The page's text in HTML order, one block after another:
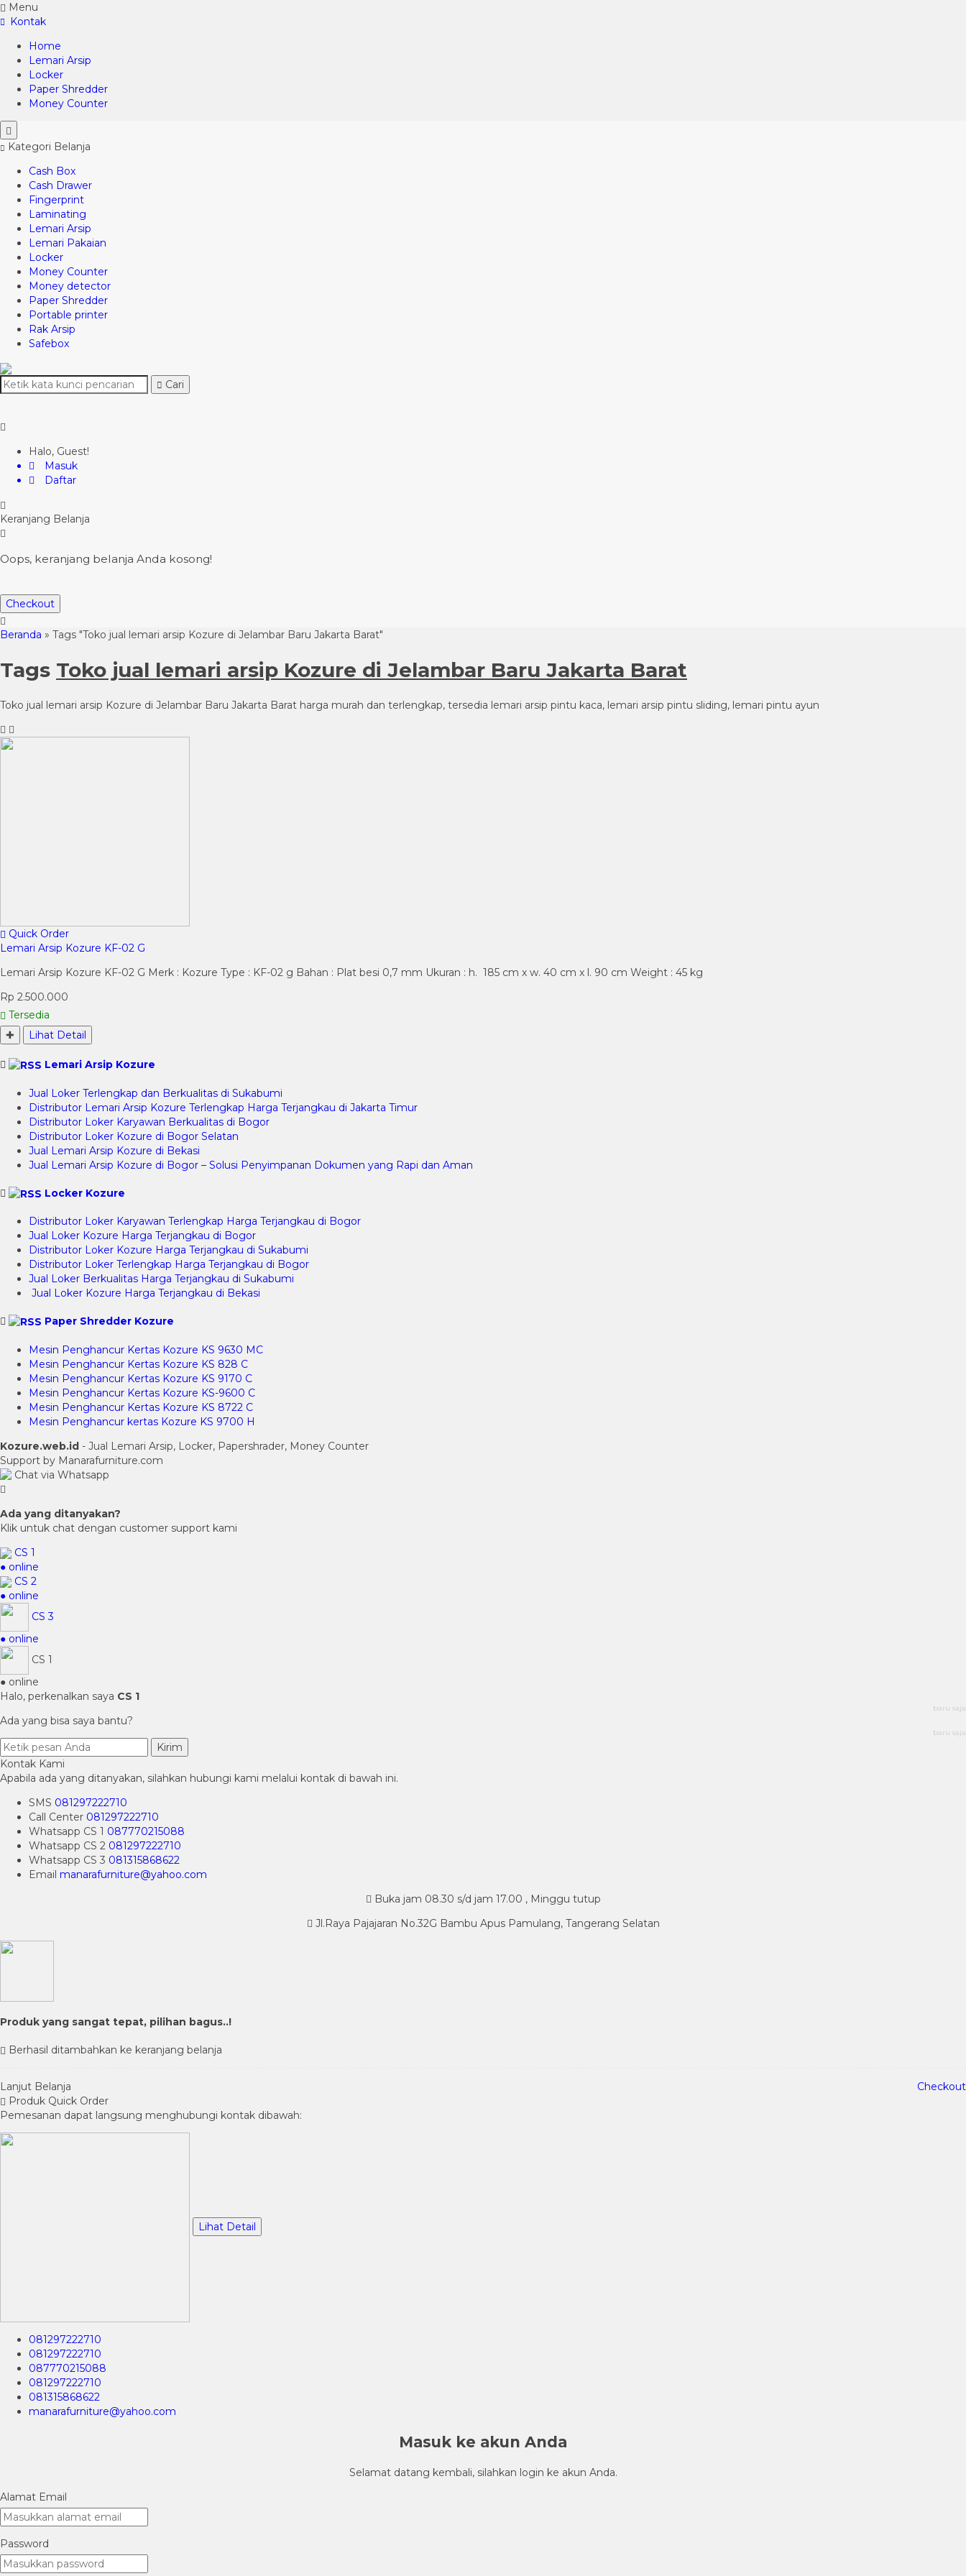
Menu
Kontak
Home
Lemari Arsip
Locker
Paper Shredder
Money Counter
Kategori Belanja
Cash Box
Cash Drawer
Fingerprint
Laminating
Lemari Arsip
Lemari Pakaian
Locker
Money Counter
Money detector
Paper Shredder
Portable printer
Rak Arsip
Safebox
Cari
Halo, Guest!
Masuk
Daftar
Keranjang Belanja
Oops, keranjang belanja Anda kosong!
Checkout
Beranda » Tags "Toko jual lemari arsip Kozure di Jelambar Baru Jakarta Barat"
Tags Toko jual lemari arsip Kozure di Jelambar Baru Jakarta Barat
Toko jual lemari arsip Kozure di Jelambar Baru Jakarta Barat harga murah dan terlengkap, tersedia lemari arsip pintu kaca, lemari arsip pintu sliding, lemari pintu ayun
Quick Order
Lemari Arsip Kozure KF-02 G
Lemari Arsip Kozure KF-02 G Merk : Kozure Type : KF-02 g Bahan : Plat besi 0,7 mm Ukuran : h. 185 cm x w. 40 cm x l. 90 cm Weight : 45 kg
Rp 2.500.000
Tersedia
✚
Lihat Detail
Lemari Arsip Kozure
Jual Loker Terlengkap dan Berkualitas di Sukabumi
Distributor Lemari Arsip Kozure Terlengkap Harga Terjangkau di Jakarta Timur
Distributor Loker Karyawan Berkualitas di Bogor
Distributor Loker Kozure di Bogor Selatan
Jual Lemari Arsip Kozure di Bekasi
Jual Lemari Arsip Kozure di Bogor – Solusi Penyimpanan Dokumen yang Rapi dan Aman
Locker Kozure
Distributor Loker Karyawan Terlengkap Harga Terjangkau di Bogor
Jual Loker Kozure Harga Terjangkau di Bogor
Distributor Loker Kozure Harga Terjangkau di Sukabumi
Distributor Loker Terlengkap Harga Terjangkau di Bogor
Jual Loker Berkualitas Harga Terjangkau di Sukabumi
Jual Loker Kozure Harga Terjangkau di Bekasi
Paper Shredder Kozure
Mesin Penghancur Kertas Kozure KS 9630 MC
Mesin Penghancur Kertas Kozure KS 828 C
Mesin Penghancur Kertas Kozure KS 9170 C
Mesin Penghancur Kertas Kozure KS-9600 C
Mesin Penghancur Kertas Kozure KS 8722 C
Mesin Penghancur kertas Kozure KS 9700 H
Kozure.web.id - Jual Lemari Arsip, Locker, Papershrader, Money Counter
Support by Manarafurniture.com
Chat via Whatsapp
Ada yang ditanyakan?
Klik untuk chat dengan customer support kami
CS 1
● online
CS 2
● online
CS 3
● online
CS 1
● online
Halo, perkenalkan saya CS 1
baru saja
Ada yang bisa saya bantu?
baru saja
Kirim
Kontak Kami
Apabila ada yang ditanyakan, silahkan hubungi kami melalui kontak di bawah ini.
SMS 081297222710
Call Center 081297222710
Whatsapp CS 1 087770215088
Whatsapp CS 2 081297222710
Whatsapp CS 3 081315868622
Email manarafurniture@yahoo.com
Buka jam 08.30 s/d jam 17.00 , Minggu tutup
Jl.Raya Pajajaran No.32G Bambu Apus Pamulang, Tangerang Selatan
Produk yang sangat tepat, pilihan bagus..!
Berhasil ditambahkan ke keranjang belanja
Lanjut Belanja
Checkout
Produk Quick Order
Pemesanan dapat langsung menghubungi kontak dibawah:
Lihat Detail
081297222710
081297222710
087770215088
081297222710
081315868622
manarafurniture@yahoo.com
Masuk ke akun Anda
Selamat datang kembali, silahkan login ke akun Anda.
Alamat Email
Password